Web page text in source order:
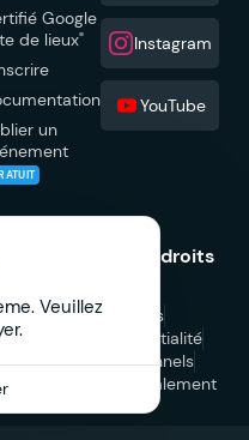
Google
de lieux"
un
Instagram
YouTube
2026 Ici7.fr Tous droits
Mentions légales
de confidentialité
CGUCGV Professionnels
Marketplace
Signalement
Veuillez